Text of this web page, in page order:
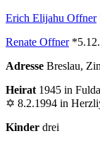
Erich Elijahu Offner
Renate Offner
Adresse Breslau,
Heirat 1945 in
✡ 8.2.1994 in
Kinder drei